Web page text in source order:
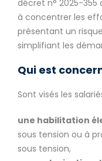
décret n° 2025-355
à concentrer les
présentant un
simplifiant les
Qui est
Sont visés les
une habilitation
sous tension ou à
sous tension,